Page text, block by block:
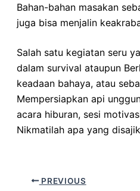
Bahan-bahan masakan
juga bisa menjalin
Salah satu kegiatan seru
dalam survival ataupun
keadaan bahaya, atau
Mempersiapkan api
acara hiburan, sesi
Nikmatilah apa yang
PREVIOUS